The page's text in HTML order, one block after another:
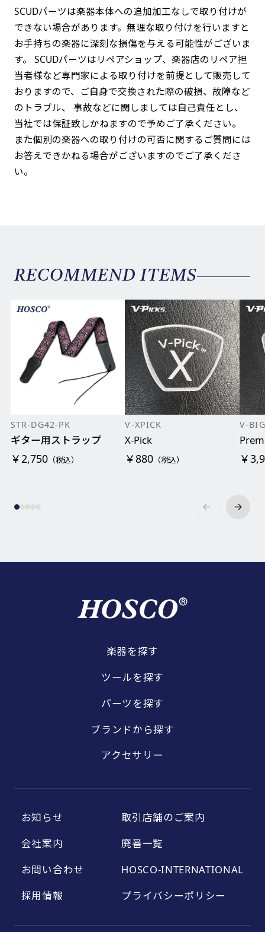
SCUDパーツは楽器本体への追加加工なしで取り付けが
できない場合があります。無理な取り付けを行いますと
お手持ちの楽器に深刻な損傷を与える可能性がございま
す。 SCUDパーツはリペアショップ、楽器店のリペア担
当者様など専門家による取り付けを前提として販売して
おりますので、ご自身で交換された際の破損、故障など
のトラブル、 事故などに関しましては自己責任とし、
当社では保証致しかねますので予めご了承ください。
また個別の楽器への取り付けの可否に関するご質問には
お答えできかねる場合がございますのでご了承くださ
い。
RECOMMEND ITEMS
STR-DG42-PK
ギター用ストラップ
￥2,750（税込）
V-XPICK
X-Pick
￥880 （税込）
V-
￥
楽器を探す
ツールを探す
パーツを探す
ブランドから探す
アクセサリー
お知らせ
会社案内
お問い合わせ
採用情報
取引店舗のご案内
廃番一覧
HOSCO-INTERNATIONAL
プライバシーポリシー